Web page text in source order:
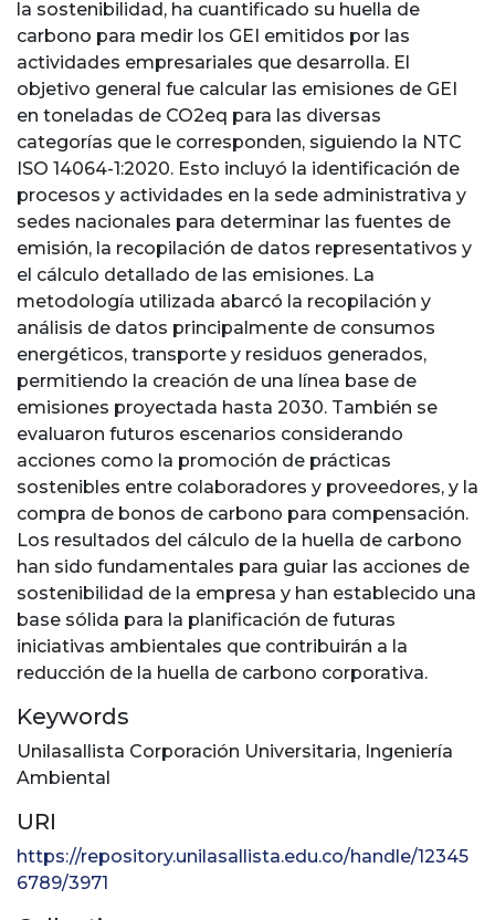
la sostenibilidad, ha cuantificado su huella de
carbono para medir los GEI emitidos por las
actividades empresariales que desarrolla. El
objetivo general fue calcular las emisiones de GEI
en toneladas de CO2eq para las diversas
categorías que le corresponden, siguiendo la NTC
ISO 14064-1:2020. Esto incluyó la identificación de
procesos y actividades en la sede administrativa y
sedes nacionales para determinar las fuentes de
emisión, la recopilación de datos representativos y
el cálculo detallado de las emisiones. La
metodología utilizada abarcó la recopilación y
análisis de datos principalmente de consumos
energéticos, transporte y residuos generados,
permitiendo la creación de una línea base de
emisiones proyectada hasta 2030. También se
evaluaron futuros escenarios considerando
acciones como la promoción de prácticas
sostenibles entre colaboradores y proveedores, y la
compra de bonos de carbono para compensación.
Los resultados del cálculo de la huella de carbono
han sido fundamentales para guiar las acciones de
sostenibilidad de la empresa y han establecido una
base sólida para la planificación de futuras
iniciativas ambientales que contribuirán a la
reducción de la huella de carbono corporativa.
Keywords
Unilasallista Corporación Universitaria, Ingeniería
Ambiental
URI
https://repository.unilasallista.edu.co/handle/12345
6789/3971